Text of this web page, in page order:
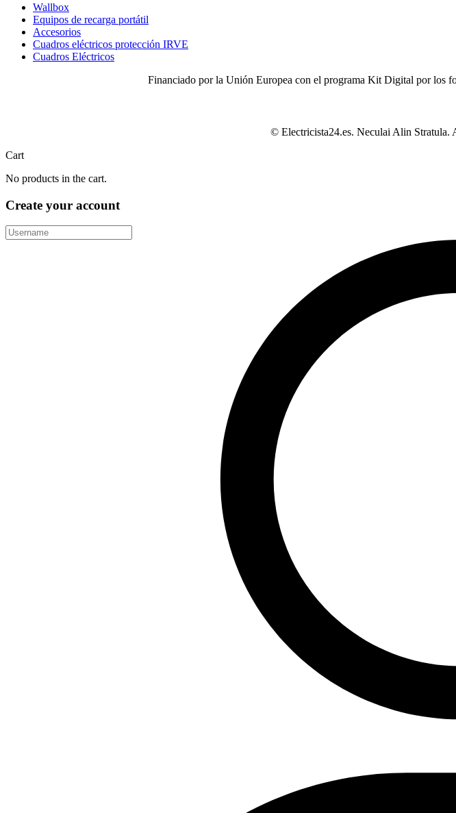
Wallbox
Equipos de recarga portátil
Accesorios
Cuadros eléctricos protección IRVE
Cuadros Eléctricos
Financiado por la Unión Europea con el programa Kit Digital por los
© Electricista24.es. Neculai Alin Stratula.
Cart
No products in the cart.
Create your account